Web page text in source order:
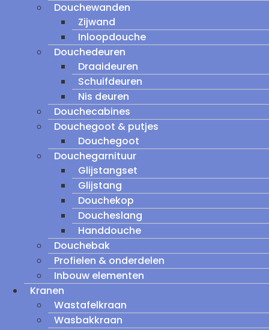
Douchewanden
Zijwand
Inloopdouche
Douchedeuren
Draaideuren
Schuifdeuren
Nis deuren
Douchecabines
Douchegoot & putjes
Douchegoot
Douchegarnituur
Glijstangset
Glijstang
Douchekop
Doucheslang
Handdouche
Douchebak
Profielen & onderdelen
Inbouw elementen
Kranen
Wastafelkraan
Wasbakkraan